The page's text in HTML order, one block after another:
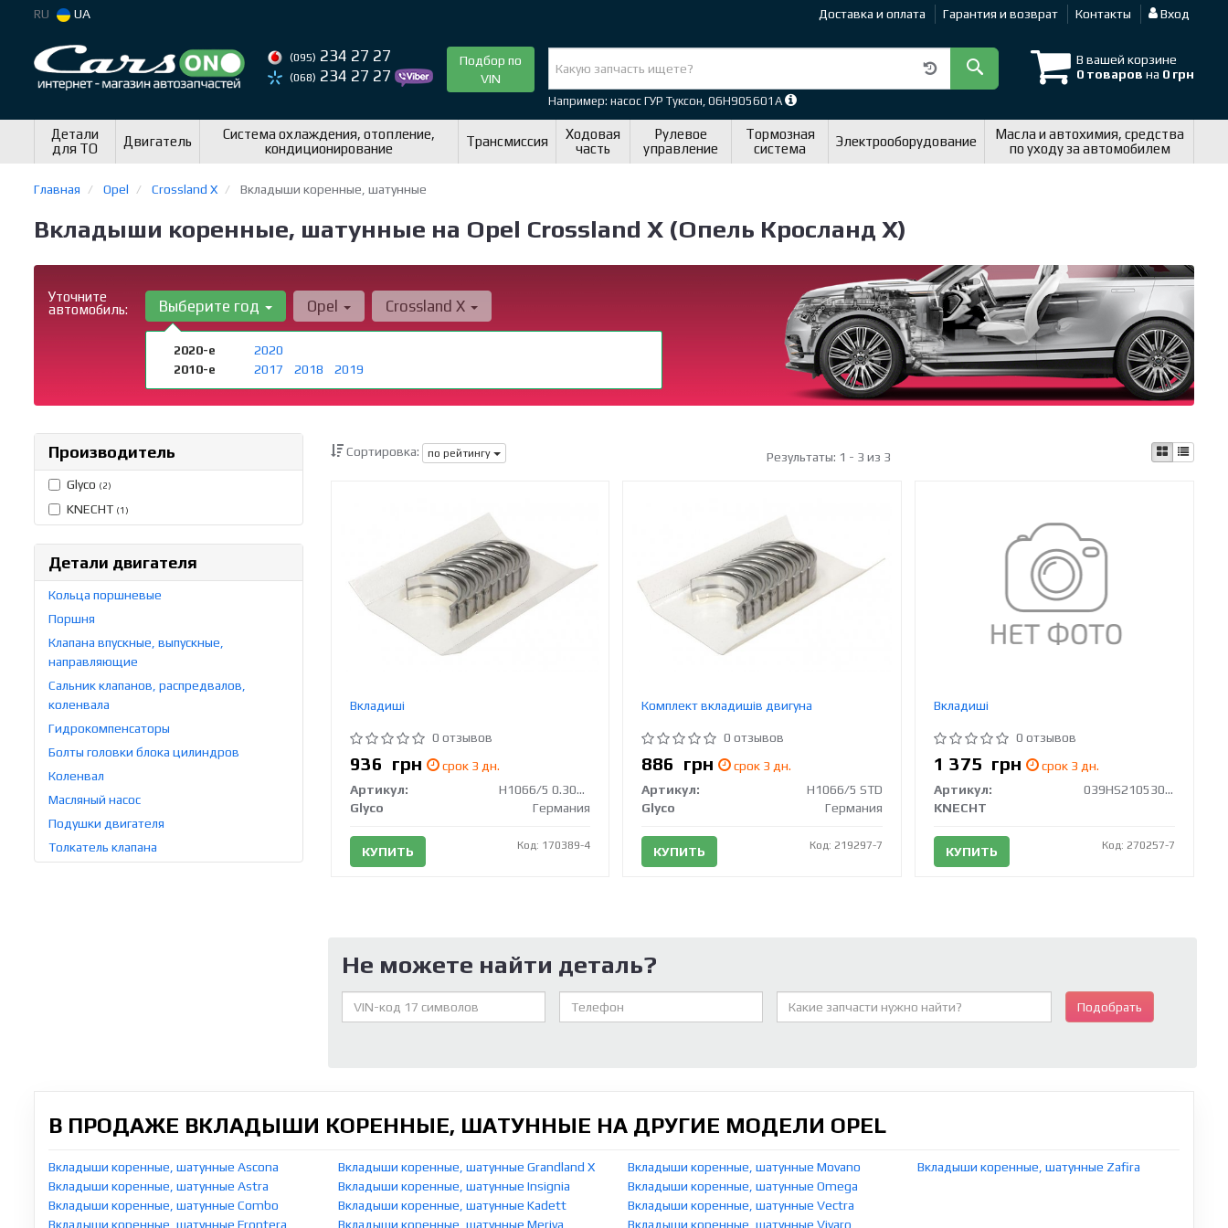
RU UA Доставка и оплата Гарантия и возврат Контакты Вход
(095) 234 27 27
(068) 234 27 27
Подбор по
VIN
В вашей корзине
0 товаров на 0 грн
Например: насос ГУР Туксон, 06H905601A
Детали
для ТО
Двигатель
Система охлаждения, отопление,
кондиционирование
Трансмиссия
Ходовая
часть
Рулевое
управление
Тормозная
система
Электрооборудование
Масла и автохимия, средства
по уходу за автомобилем
Главная Opel Crossland X Вкладыши коренные, шатунные
Вкладыши коренные, шатунные на Opel Crossland X (Опель Кросланд Х)
Уточните
автомобиль:
Выберите год
2020-е
2020
2010-е
2017 2018 2019
Opel Crossland X
Производитель
Glyco (2)
KNECHT (1)
Детали двигателя
Кольца поршневые
Поршня
Клапана впускные, выпускные,
направляющие
Сальник клапанов, распредвалов,
коленвала
Гидрокомпенсаторы
Болты головки блока цилиндров
Коленвал
Масляный насос
Подушки двигателя
Толкатель клапана
Сортировка: по рейтингу Результаты: 1 - 3 из 3
Вкладиші
0 отзывов
936 грн
срок 3 дн.
Артикул:
H1066/5 0.30MM
Glyco
Германия
КУПИТЬ Код: 170389-4
Комплект вкладишів двигуна
0 отзывов
886 грн
срок 3 дн.
Артикул:
H1066/5 STD
Glyco
Германия
КУПИТЬ Код: 219297-7
Вкладиші
0 отзывов
1 375 грн
срок 3 дн.
Артикул:
039HS21053000
KNECHT
КУПИТЬ Код: 270257-7
Не можете найти деталь?
Подобрать
В ПРОДАЖЕ ВКЛАДЫШИ КОРЕННЫЕ, ШАТУННЫЕ НА ДРУГИЕ МОДЕЛИ OPEL
Вкладыши коренные, шатунные Ascona
Вкладыши коренные, шатунные Astra
Вкладыши коренные, шатунные Combo
Вкладыши коренные, шатунные Frontera
Вкладыши коренные, шатунные Grandland X
Вкладыши коренные, шатунные Insignia
Вкладыши коренные, шатунные Kadett
Вкладыши коренные, шатунные Meriva
Вкладыши коренные, шатунные Movano
Вкладыши коренные, шатунные Omega
Вкладыши коренные, шатунные Vectra
Вкладыши коренные, шатунные Vivaro
Вкладыши коренные, шатунные Zafira